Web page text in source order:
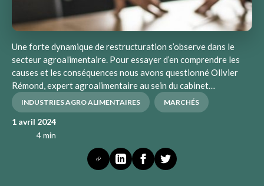
Une forte dynamique de restructuration s’observe dans le
secteur agroalimentaire. Pour essayer d’en comprendre les
causes et les conséquences nous avons questionné Olivier
Rémond, expert agroalimentaire au sein du cabinet…
INDUSTRIES AGRO ALIMENTAIRES MARCHÉS
1 avril 2024
4 min